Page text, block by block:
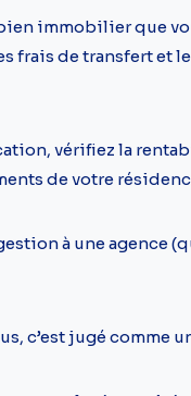
immobilier que
frais de transfert et
vérifiez la
de votre
à une agence
c’est jugé comme